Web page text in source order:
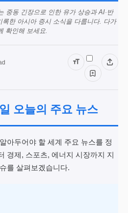
중동 긴장으로 인한 유가 상승과 AI·반
록한 아시아 증시 소식을 다룹니다. 다가
확인해 보세요.
오늘의 주요 뉴스
아두어야 할 세계 주요 뉴스를 정
경제, 스포츠, 에너지 시장까지 지
를 살펴보겠습니다.